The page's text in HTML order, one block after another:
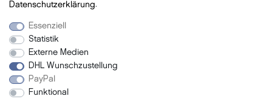
Newsletter
- Neue Beauty Produkte
- Exclusive Angebote
Daten­schutz­erklärung.
Essenziell
Statistik
Externe Medien
DHL Wunschzustellung
PayPal
Funktional